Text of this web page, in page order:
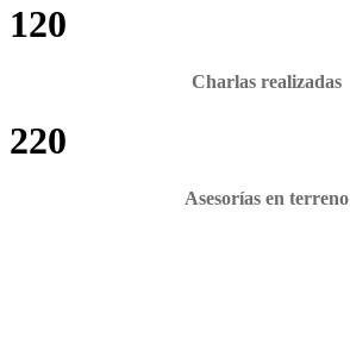
120
Charlas realizadas
220
Asesorías en terreno